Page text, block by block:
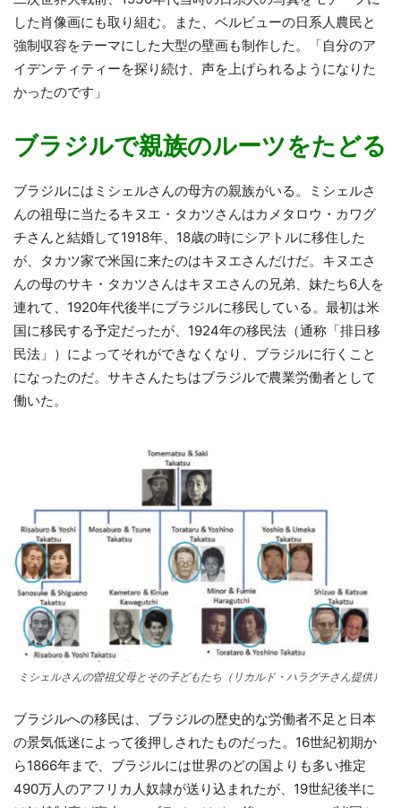
した肖像画にも取り組む。また、ベルビューの日系人農民と
強制収容をテーマにした大型の壁画も制作した。「自分のア
イデンティティーを探り続け、声を上げられるようになりた
かったのです」
ブラジルで親族のルーツをたどる
ブラジルにはミシェルさんの母方の親族がいる。ミシェルさ
んの祖母に当たるキヌエ・タカツさんはカメタロウ・カワグ
チさんと結婚して1918年、18歳の時にシアトルに移住した
が、タカツ家で米国に来たのはキヌエさんだけだ。キヌエさ
んの母のサキ・タカツさんはキヌエさんの兄弟、妹たち6人を
連れて、1920年代後半にブラジルに移民している。最初は米
国に移民する予定だったが、1924年の移民法（通称「排日移
民法」）によってそれができなくなり、ブラジルに行くこと
になったのだ。サキさんたちはブラジルで農業労働者として
働いた。
ミシェルさんの曽祖父母とその子どもたち（リカルド・ハラグチさん提供）
ブラジルへの移民は、ブラジルの歴史的な労働者不足と日本
の景気低迷によって後押しされたものだった。16世紀初期か
ら1866年まで、ブラジルには世界のどの国よりも多い推定
490万人のアフリカ人奴隷が送り込まれたが、19世紀後半に